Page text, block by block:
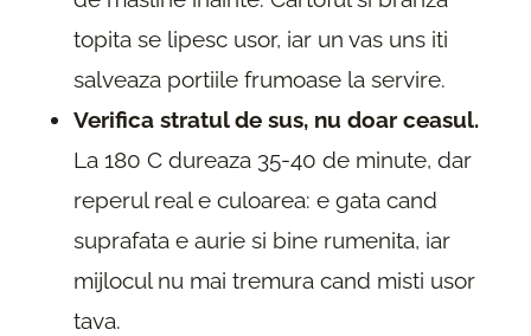
topita se lipesc usor, iar un vas uns iti
salveaza portiile frumoase la servire.
Verifica stratul de sus, nu doar ceasul.
La 180 C dureaza 35-40 de minute, dar
reperul real e culoarea: e gata cand
suprafata e aurie si bine rumenita, iar
mijlocul nu mai tremura cand misti usor
tava.